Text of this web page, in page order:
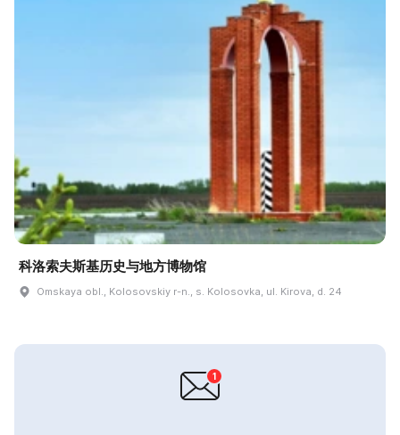
科洛索夫斯基历史与地方博物馆
Omskaya obl., Kolosovskiy r-n., s. Kolosovka, ul. Kirova, d. 24